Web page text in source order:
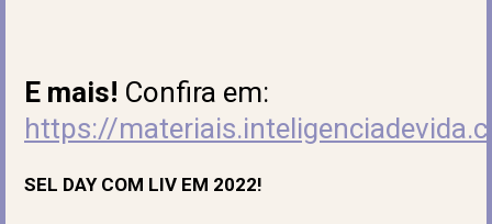
E mais! Confira em:
https://
SEL DAY COM LIV EM 2022!